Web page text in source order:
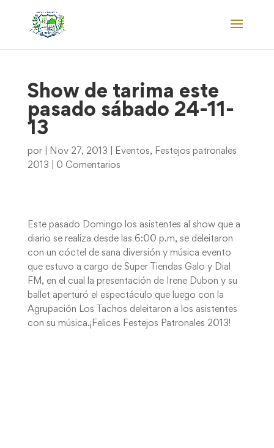
Show de tarima este
pasado sábado 24-11-
13
por Nov 27, 2013 Eventos, Festejos patronales
2013
0 Comentarios
Este pasado Domingo los asistentes al show que a
diario se realiza desde las 6:00 p.m, se deleitaron
con un cóctel de sana diversión y música evento
que estuvo a cargo de Super Tiendas Galo y Dial
FM, en el cual la presentación de Irene Dubon y su
ballet aperturó el espectáculo que luego con la
Agrupación Los Tachos deleitaron a los asistentes
con su música.¡Felices Festejos Patronales 2013!